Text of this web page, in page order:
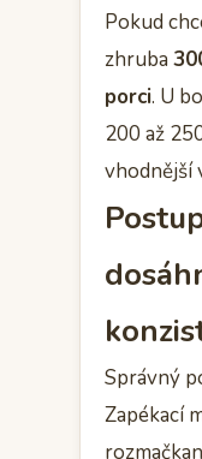
Pokud
zhruba
porci. U
200 až
vhodnější
Správný
Zapékací